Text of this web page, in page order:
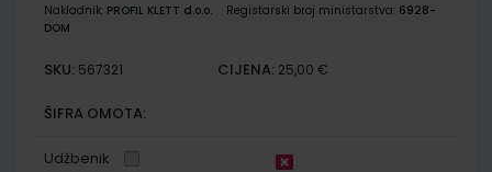
Nakladnik: PROFIL KLETT d.o.o. Registarski broj ministarstva: 6928-
DOM
SKU: 567321 CIJENA: 25,00 €
ŠIFRA OMOTA:
Udžbenik